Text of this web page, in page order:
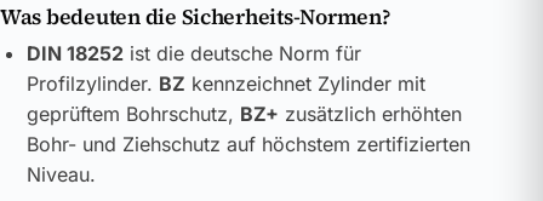
Was bedeuten die Sicherheits-Normen?
DIN 18252ist die deutsche Norm für
Profilzylinder. BZ kennzeichnet Zylinder mit
geprüftem Bohrschutz, BZ+ zusätzlich erhöhten
Bohr- und Ziehschutz auf höchstem zertifizierten
Niveau.